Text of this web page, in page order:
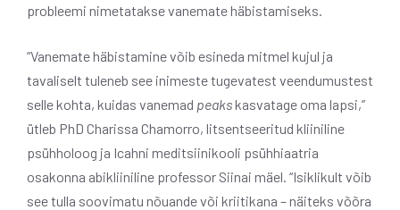
probleemi nimetatakse vanemate häbistamiseks.
“Vanemate häbistamine võib esineda mitmel kujul ja
tavaliselt tuleneb see inimeste tugevatest veendumustest
selle kohta, kuidas vanemad peakskasvatage oma lapsi,”
ütleb PhD Charissa Chamorro, litsentseeritud kliiniline
psühholoog ja Icahni meditsiinikooli psühhiaatria
osakonna abikliiniline professor Siinai mäel. “Isiklikult võib
see tulla soovimatu nõuande või kriitikana – näiteks võõra